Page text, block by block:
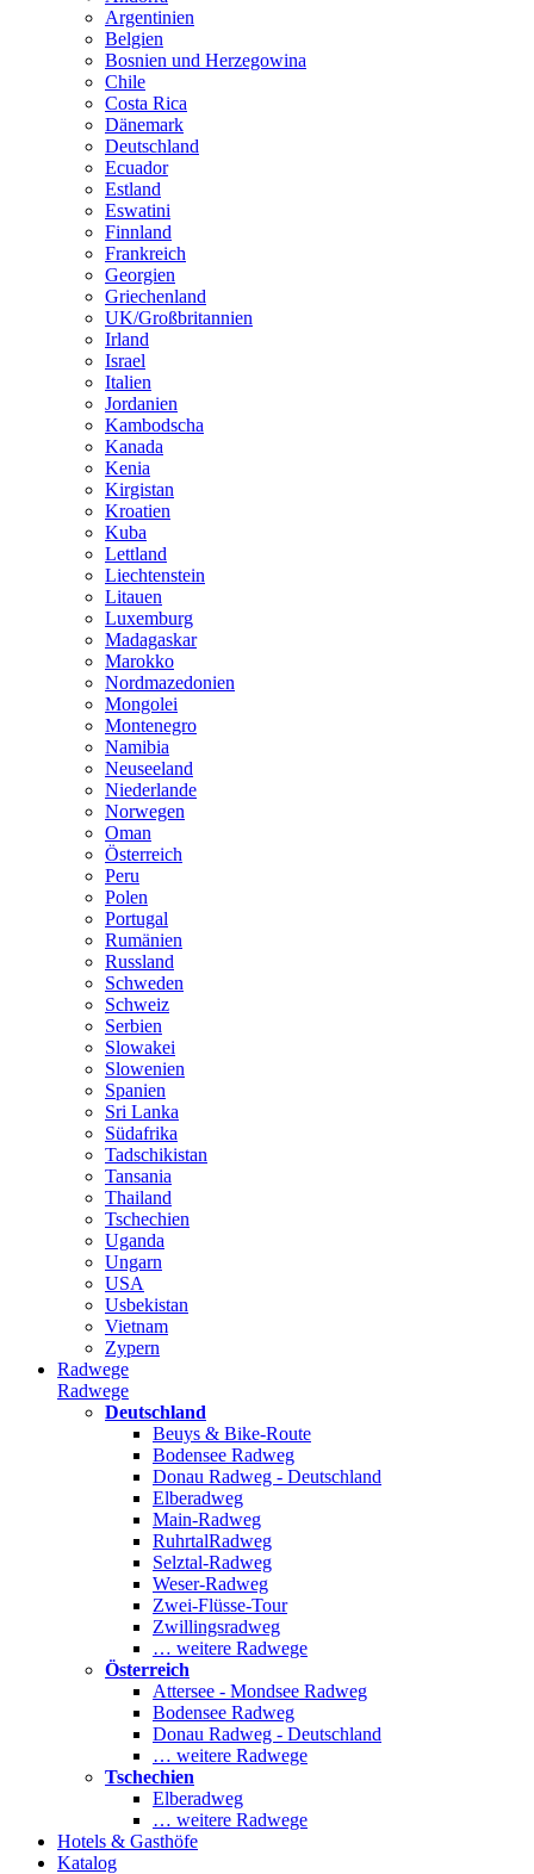
Argentinien
Belgien
Bosnien und Herzegowina
Chile
Costa Rica
Dänemark
Deutschland
Ecuador
Estland
Eswatini
Finnland
Frankreich
Georgien
Griechenland
UK/Großbritannien
Irland
Israel
Italien
Jordanien
Kambodscha
Kanada
Kenia
Kirgistan
Kroatien
Kuba
Lettland
Liechtenstein
Litauen
Luxemburg
Madagaskar
Marokko
Nordmazedonien
Mongolei
Montenegro
Namibia
Neuseeland
Niederlande
Norwegen
Oman
Österreich
Peru
Polen
Portugal
Rumänien
Russland
Schweden
Schweiz
Serbien
Slowakei
Slowenien
Spanien
Sri Lanka
Südafrika
Tadschikistan
Tansania
Thailand
Tschechien
Uganda
Ungarn
USA
Usbekistan
Vietnam
Zypern
Radwege
Radwege
Deutschland
Beuys & Bike-Route
Bodensee Radweg
Donau Radweg - Deutschland
Elberadweg
Main-Radweg
RuhrtalRadweg
Selztal-Radweg
Weser-Radweg
Zwei-Flüsse-Tour
Zwillingsradweg
… weitere Radwege
Österreich
Attersee - Mondsee Radweg
Bodensee Radweg
Donau Radweg - Deutschland
… weitere Radwege
Tschechien
Elberadweg
… weitere Radwege
Hotels & Gasthöfe
Katalog